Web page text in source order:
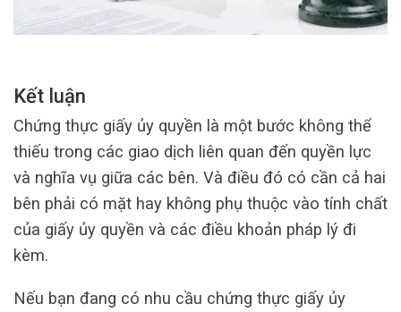
Kết luận
Chứng thực giấy ủy quyền là một bước không thể
thiếu trong các giao dịch liên quan đến quyền lực
và nghĩa vụ giữa các bên. Và điều đó có cần cả hai
bên phải có mặt hay không phụ thuộc vào tính chất
của giấy ủy quyền và các điều khoản pháp lý đi
kèm.
Nếu bạn đang có nhu cầu chứng thực giấy ủy